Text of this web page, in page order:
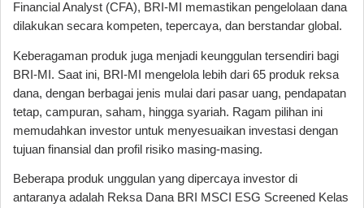
Financial Analyst (CFA), BRI-MI memastikan pengelolaan dana
dilakukan secara kompeten, tepercaya, dan berstandar global.
Keberagaman produk juga menjadi keunggulan tersendiri bagi
BRI-MI. Saat ini, BRI-MI mengelola lebih dari 65 produk reksa
dana, dengan berbagai jenis mulai dari pasar uang, pendapatan
tetap, campuran, saham, hingga syariah. Ragam pilihan ini
memudahkan investor untuk menyesuaikan investasi dengan
tujuan finansial dan profil risiko masing-masing.
Beberapa produk unggulan yang dipercaya investor di
antaranya adalah Reksa Dana BRI MSCI ESG Screened Kelas